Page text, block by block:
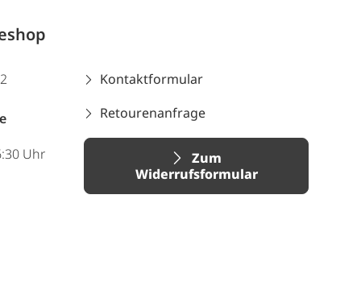
Uhr
Kontaktformular
Retourenanfrage
Zum
Widerrufsformular